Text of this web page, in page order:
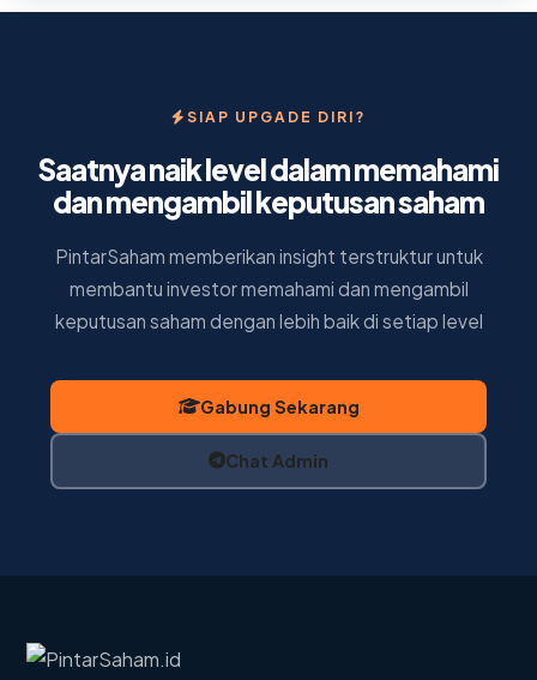
SIAP UPGADE DIRI?
Saatnya naik level dalam memahami
dan mengambil keputusan saham
PintarSaham memberikan insight terstruktur untuk
membantu investor memahami dan mengambil
keputusan saham dengan lebih baik di setiap level
Gabung Sekarang
Chat Admin